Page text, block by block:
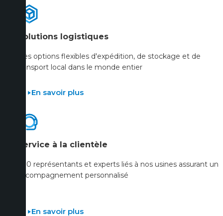
Solutions logistiques
Des options flexibles d'expédition, de stockage et de
transport local dans le monde entier
En savoir plus
Service à la clientèle
300 représentants et experts liés à nos usines assurant un
accompagnement personnalisé
En savoir plus